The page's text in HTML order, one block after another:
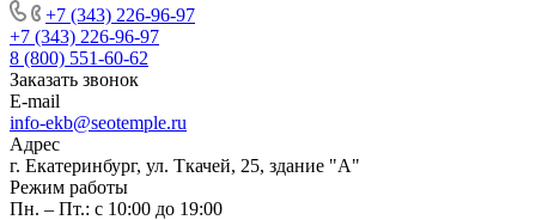
+7 (343) 226-96-97
+7 (343) 226-96-97
8 (800) 551-60-62
Заказать звонок
E-mail
info-ekb@seotemple.ru
Адрес
г. Екатеринбург, ул. Ткачей, 25, здание "А"
Режим работы
Пн. – Пт.: с 10:00 до 19:00